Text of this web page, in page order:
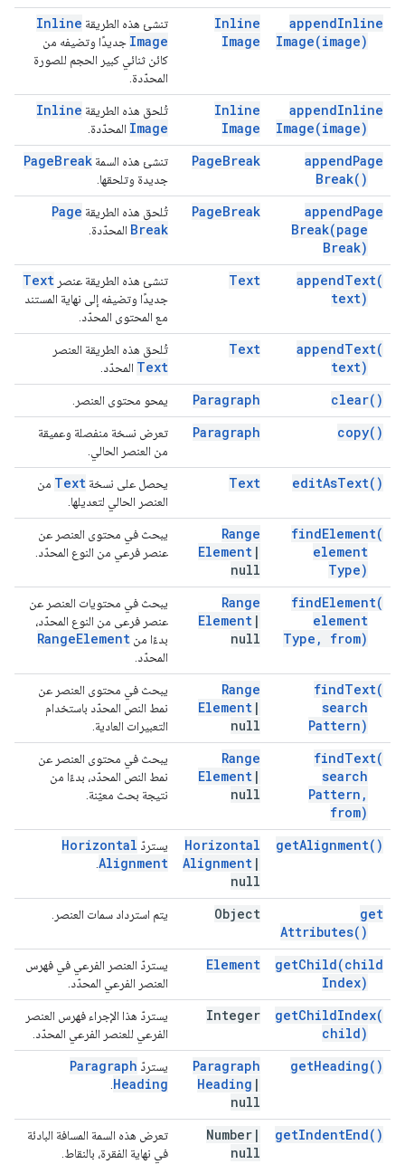
appendInline
Image(image)
Inline
Image
تنشئ هذه الطريقة Inline
Image جديدًا وتضيفه من
كائن ثنائي كبير الحجم للصورة
المحدّدة.
appendInline
Image(image)
Inline
Image
تُلحق هذه الطريقة Inline
Image المحدّدة.
appendPage
Break( )
PageBreak تنشئ هذه السمة PageBreak
جديدة وتلحقها.
appendPage
Break(page
Break)
PageBreak تُلحق هذه الطريقة Page
Break المحدّدة.
appendText(
text)
Text تنشئ هذه الطريقة عنصر Text
جديدًا وتضيفه إلى نهاية المستند
مع المحتوى المحدّد.
appendText(
text)
Text تُلحق هذه الطريقة العنصر
Text المحدّد.
clear( )
Paragraph يمحو محتوى العنصر.
copy( )
Paragraph
تعرض نسخة منفصلة وعميقة
من العنصر الحالي.
editAsText( )
Text يحصل على نسخة Text من
العنصر الحالي لتعديلها.
findElement(
element
Type)
Range
Element |
null
يبحث في محتوى العنصر عن
عنصر فرعي من النوع المحدّد.
findElement(
element
Type , from)
Range
Element |
null
يبحث في محتويات العنصر عن
عنصر فرعي من النوع المحدّد،
بدءًا من
RangeElement
المحدّد.
findText(
search
Pattern)
Range
Element |
null
يبحث في محتوى العنصر عن
نمط النص المحدّد باستخدام
التعبيرات العادية.
findText(
search
Pattern ,
from)
Range
Element |
null
يبحث في محتوى العنصر عن
نمط النص المحدّد، بدءًا من
نتيجة بحث معيّنة.
getAlignment( )
Horizontal
Alignment |
null
يستردّ Horizontal
Alignment
get
Attributes( )
Object يتم استرداد سمات العنصر.
getChild(child
Index)
Element
يستردّ العنصر الفرعي في فهرس
العنصر الفرعي المحدّد.
getChildIndex(
child)
Integer
يستردّ هذا الإجراء فهرس العنصر
الفرعي للعنصر الفرعي المحدّد.
getHeading( )
Paragraph
Heading |
null
يستردّ Paragraph
Heading
getIndentEnd( )
Number |
null
تعرض هذه السمة المسافة البادئة
في نهاية الفقرة، بالنقاط.